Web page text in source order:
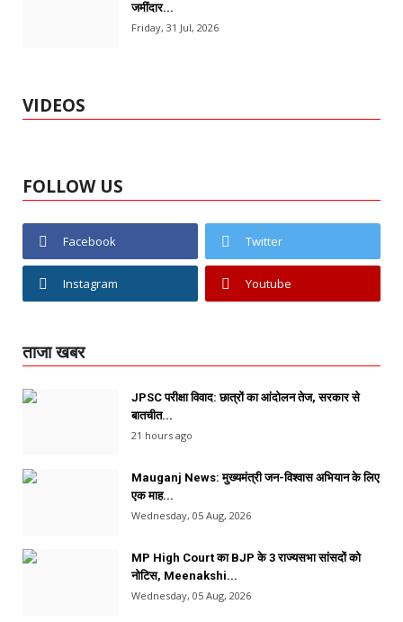
जमींदार...
Friday, 31 Jul, 2026
VIDEOS
FOLLOW US
Facebook Twitter
Instagram Youtube
ताजा खबर
JPSC परीक्षा विवाद: छात्रों का आंदोलन तेज, सरकार से
बातचीत...
21 hours ago
Mauganj News: मुख्यमंत्री जन-विश्वास अभियान के लिए
एक माह...
Wednesday, 05 Aug, 2026
MP High Court का BJP के 3 राज्यसभा सांसदों को
नोटिस, Meenakshi...
Wednesday, 05 Aug, 2026